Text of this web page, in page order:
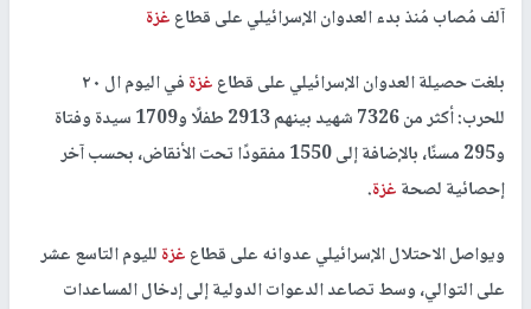
آلف مُصاب مُنذ بدء العدوان الإسرائيلي على قطاعغزة
بلغت حصيلة العدوان الإسرائيلي على قطاعغزة
في اليوم ال ٢٠
للحرب: أكثر من 7326 شهيد بينهم 2913 طفلًا و1709 سيدة وفتاة
و295 مسنًا، بالإضافة إلى 1550 مفقودًا تحت الأنقاض، بحسب آخر
إحصائية لصحةغزة.
ويواصل الاحتلال الإسرائيلي عدوانه على قطاعغزةلليوم التاسع عشر
على التوالي، وسط تصاعد الدعوات الدولية إلى إدخال المساعدات